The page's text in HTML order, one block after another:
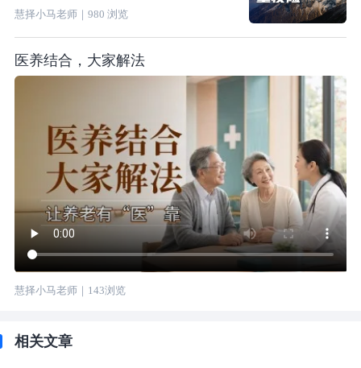
慧择小马老师｜ 980 浏览
医养结合，大家解法
慧择小马老师｜ 143浏览
相关文章